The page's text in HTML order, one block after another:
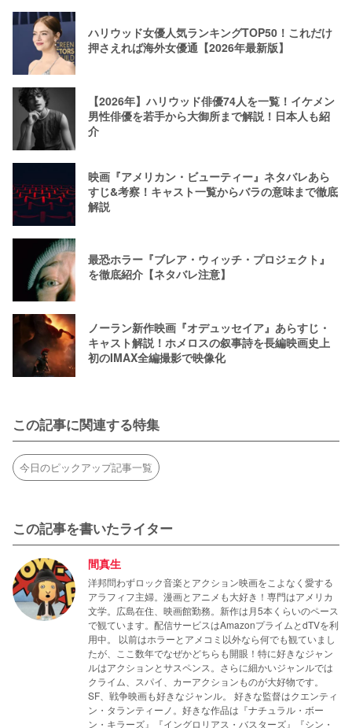
ハリウッド女優人気ランキングTOP50！これだけ
押さえれば海外女優通【2026年最新版】
【2026年】ハリウッド俳優74人を一覧！イケメン
男性俳優を若手から大御所まで解説！日本人も紹
介
映画『アメリカン・ビューティー』ネタバレあら
すじ&考察！キャスト一覧からバラの意味まで徹底
解説
最恐ホラー『ブレア・ウィッチ・プロジェクト』
を徹底紹介【ネタバレ注意】
ノーラン新作映画『オデュッセイア』あらすじ・
キャスト解説！ホメロスの叙事詩を長編映画史上
初のIMAX全編撮影で映像化
この記事に関連する特集
今日のピックアップ記事一覧
この記事を書いたライター
間真生
洋邦問わずロック音楽とアクション映画をこよなく愛する
アラフィフ主婦。漫画とアニメも大好き！専門はアメリカ
文学。広島在住、映画館勤務。新作は月5本くらいのペース
で観ています。配信サービスはAmazonプライムとdTVを利
用中。 以前はホラーとアメコミ以外なら何でも観ていまし
たが、ここ数年でなぜかどちらも開眼！特に好きなジャン
ルはアクションとサスペンス。さらに細かいジャンルでは
クライム、スパイ、カーアクションものが大好物です。
SF、戦争映画も好きなジャンル。 好きな監督はクエンティ
ン・タランティーノ。好きな作品は『ナチュラル・ボー
ン・キラーズ』『イングロリアス・バスターズ』『シン・